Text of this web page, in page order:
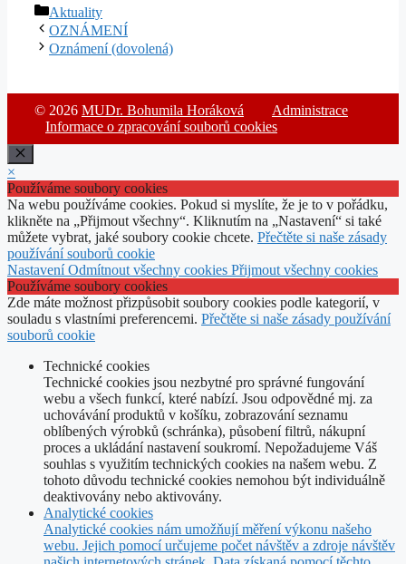
Rubriky
Aktuality
OZNÁMENÍ
Oznámení (dovolená)
© 2026 MUDr. Bohumila Horáková
Administrace
Informace o zpracování souborů cookies
Zavřít
×
Používáme soubory cookies
Na webu používáme cookies. Pokud si myslíte, že je to v pořádku,
klikněte na „Přijmout všechny“. Kliknutím na „Nastavení“ si také
můžete vybrat, jaké soubory cookie chcete. Přečtěte si naše zásady
používání souborů cookie
NastaveníOdmítnout všechny cookies Přijmout všechny cookies
Používáme soubory cookies
Zde máte možnost přizpůsobit soubory cookies podle kategorií, v
souladu s vlastními preferencemi. Přečtěte si naše zásady používání
souborů cookie
Technické cookies
Technické cookies jsou nezbytné pro správné fungování
webu a všech funkcí, které nabízí. Jsou odpovědné mj. za
uchovávání produktů v košíku, zobrazování seznamu
oblíbených výrobků (schránka), působení filtrů, nákupní
proces a ukládání nastavení soukromí. Nepožadujeme Váš
souhlas s využitím technických cookies na našem webu. Z
tohoto důvodu technické cookies nemohou být individuálně
deaktivovány nebo aktivovány.
Analytické cookies
Analytické cookies nám umožňují měření výkonu našeho
webu. Jejich pomocí určujeme počet návštěv a zdroje návštěv